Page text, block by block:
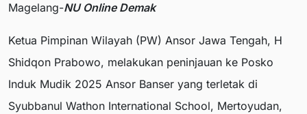
Magelang-NU Online Demak
Ketua Pimpinan Wilayah (PW) Ansor Jawa Tengah, H
Shidqon Prabowo, melakukan peninjauan ke Posko
Induk Mudik 2025 Ansor Banser yang terletak di
Syubbanul Wathon International School, Mertoyudan,